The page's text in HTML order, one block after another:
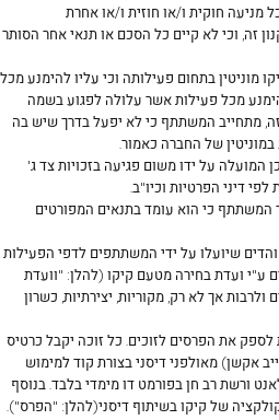
מניעה חוקית ו/או חוזית ו/או אחרת
זה, וכי לא קיים כל הסכם או תנאי אחר הסותר
מוניטין בתחום פעילותה וכי עליו להימנע מכל
מכל פעילות אשר עלולה לפגוע בשמה
מתחייב המשתתף כי לא יפעל בדרך שיש בה
של החברה כאמור.
המועלה על ידו משום פגיעה בזכויות צד ג'
לפי דיני הפרטיות וכיו"ב.
המשתתף כי הוא עומד בתנאים המפורטים
שיועלו על ידי המשתתפים לדפי הפעילות
ע"י ועדת בחירה מטעם קיקו (להלן: "וועדת
אך לא רק, מקוריות, יצירתיות, כשרון
לספק את הפרסים לזוכים. כל זוכה יקבל כרטיס
אקשן) מאולפני דיסני בצורת קוד למימוש
ורשת רב חן בפורמט דו מימדי בלבד. בנוסף
של קיקו בשיתוף דיסני(להלן: "הפרס").